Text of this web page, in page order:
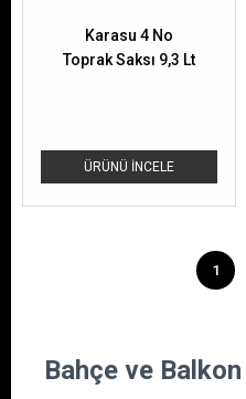
ÜRÜNÜ İNCELE
Karasu 4 No
Toprak Saksı 9,3 Lt
1
Bahçe ve Balkon